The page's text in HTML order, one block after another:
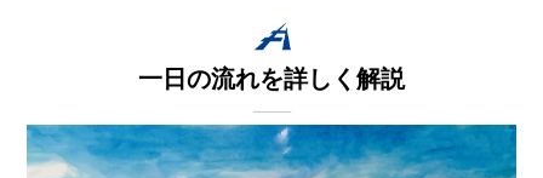
一日の流れを詳しく解説